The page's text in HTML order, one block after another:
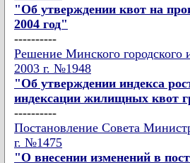
"Об утверждении квот на
2004 год"
----------
Решение Минского городского
2003 г. №1948
"Об утверждении индекса
индексации жилищных квот
----------
Постановление Совета
г. №1475
"О внесении изменений в